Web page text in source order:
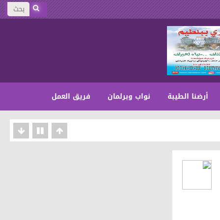
أرضنا الطيبة نواب وبرلمان فريق العمل